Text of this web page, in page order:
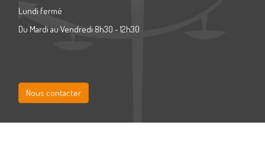
Lundi fermé
Du Mardi au Vendredi 8h30 - 12h30
Nous contacter